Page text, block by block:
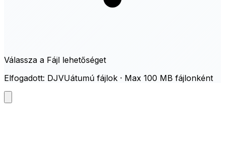
Válassza a Fájl lehetőséget
Elfogadott: DJVUátumú fájlok · Max 100 MB fájlonként